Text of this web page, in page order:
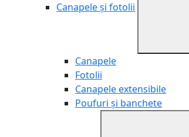
Canapele și fotolii
Canapele
Fotolii
Canapele extensibile
Poufuri și banchete